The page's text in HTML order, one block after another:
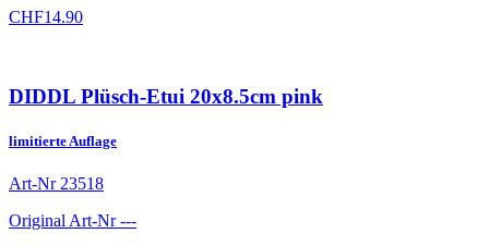
CHF14.90
DIDDL Plüsch-Etui 20x8.5cm pink
limitierte Auflage
Art-Nr 23518
Original Art-Nr---